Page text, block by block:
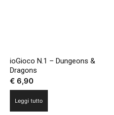
ioGioco N.1 – Dungeons &
Dragons
€ 6,90
Leggi tutto